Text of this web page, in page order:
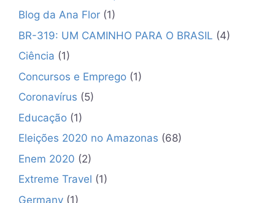
Blog da Ana Flor (1)
BR-319: UM CAMINHO PARA O BRASIL (4)
Ciência (1)
Concursos e Emprego (1)
Coronavírus (5)
Educação (1)
Eleições 2020 no Amazonas (68)
Enem 2020 (2)
Extreme Travel (1)
Germany (1)